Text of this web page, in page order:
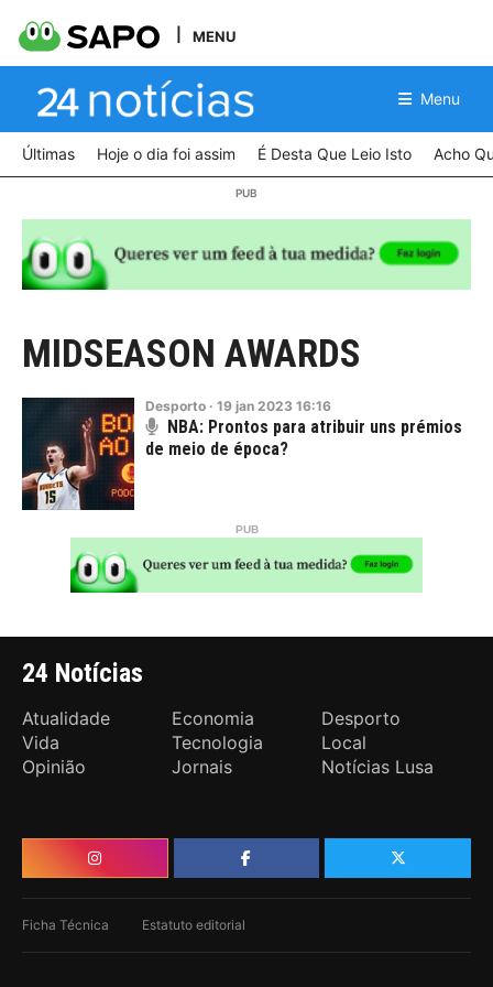
MENU
Menu
Últimas Hoje o dia foi assim É Desta Que Leio Isto Acho
MIDSEASON AWARDS
Desporto · 19 jan 2023 16:16
NBA: Prontos para atribuir uns prémios
de meio de época?
24 Notícias
Atualidade Economia
Desporto
Vida
Tecnologia
Local
Opinião
Jornais Notícias Lusa
Ficha Técnica Estatuto editorial